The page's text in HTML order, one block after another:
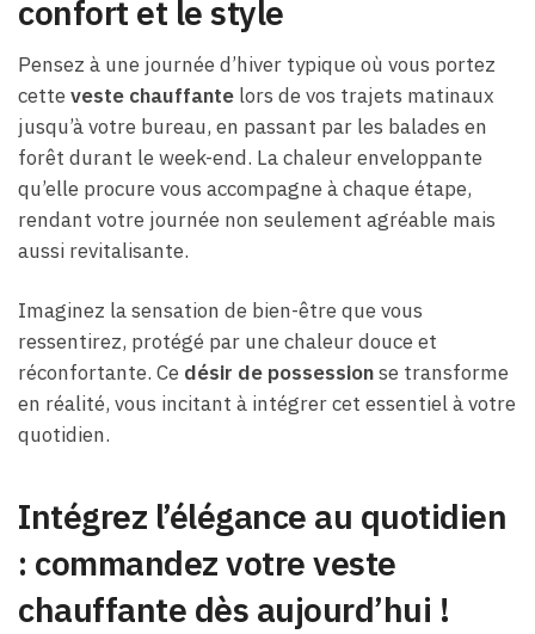
confort et le style
Pensez à une journée d’hiver typique où vous portez
cetteveste chauffante lors de vos trajets matinaux
jusqu’à votre bureau, en passant par les balades en
forêt durant le week-end. La chaleur enveloppante
qu’elle procure vous accompagne à chaque étape,
rendant votre journée non seulement agréable mais
aussi revitalisante.
Imaginez la sensation de bien-être que vous
ressentirez, protégé par une chaleur douce et
réconfortante. Ce désir de possessionse transforme
en réalité, vous incitant à intégrer cet essentiel à votre
quotidien.
Intégrez l’élégance au quotidien
: commandez votre veste
chauffante dès aujourd’hui !